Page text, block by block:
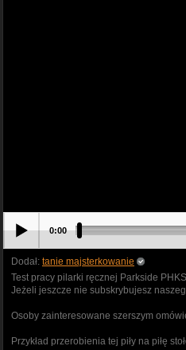
0:00
Dodał: tanie majsterkowanie
Test pracy pilarki ręcznej Parkside
Jeżeli jeszcze nie subskrybujesz
Osoby zainteresowane szerszym
Przykład przerobienia tej piły na piłę